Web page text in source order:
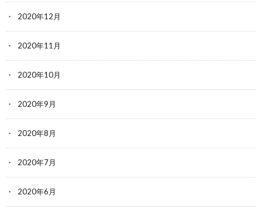
2020年12月
2020年11月
2020年10月
2020年9月
2020年8月
2020年7月
2020年6月